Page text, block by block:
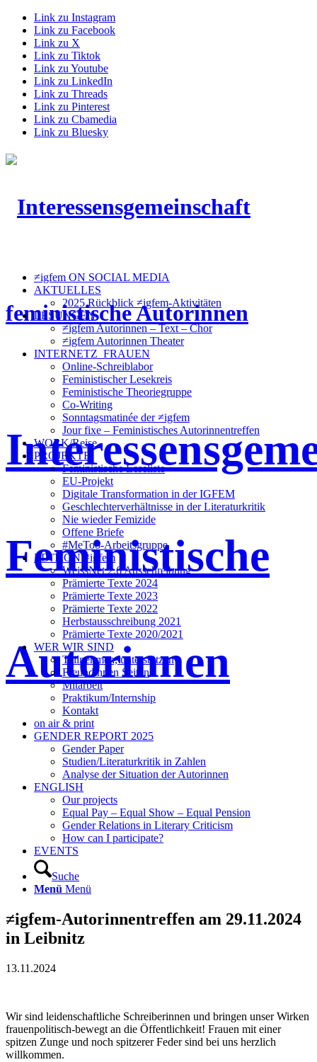
Link zu Instagram
Link zu Facebook
Link zu X
Link zu Tiktok
Link zu Youtube
Link zu LinkedIn
Link zu Threads
Link zu Pinterest
Link zu Cbamedia
Link zu Bluesky
Feministische
Autorinnen
≠igfem ON SOCIAL MEDIA
AKTUELLES
2025 Rückblick ≠igfem-Aktivitäten
LESUNGEN
≠igfem Autorinnen – Text – Chor
≠igfem Autorinnen Theater
INTERNETZ_FRAUEN
Online-Schreiblabor
Feministischer Lesekreis
Feministische Theoriegruppe
Co-Writing
Sonntagsmatinée der ≠igfem
Jour fixe – Feministisches Autorinnentreffen
WORK/Reise
PROJEKTE
Feministische Leseliste
EU-Projekt
Digitale Transformation in der IGFEM
Geschlechterverhältnisse in der Literaturkritik
Nie wieder Femizide
Offene Briefe
#MeToo-Arbeitsgruppe
EDITION ≠igfem
WeissNet 2.6 Ausschreibung
Prämierte Texte 2024
Prämierte Texte 2023
Prämierte Texte 2022
Herbstausschreibung 2021
Prämierte Texte 2020/2021
WER WIR SIND
Teilnehmen, unterstützen
Freundinnen Seiten
Mitarbeit
Praktikum/Internship
Kontakt
on air & print
GENDER REPORT 2025
Gender Paper
Studien/Literaturkritik in Zahlen
Analyse der Situation der Autorinnen
ENGLISH
Our projects
Equal Pay – Equal Show – Equal Pension
Gender Relations in Literary Criticism
How can I participate?
EVENTS
Suche
Menü Menü
≠igfem-Autorinnentreffen am 29.11.2024
in Leibnitz
13.11.2024
Wir sind leidenschaftliche Schreiberinnen und bringen unser Wirken
frauenpolitisch-bewegt an die Öffentlichkeit! Frauen mit einer
spitzen Zunge und noch spitzerer Feder sind bei uns herzlich
willkommen.